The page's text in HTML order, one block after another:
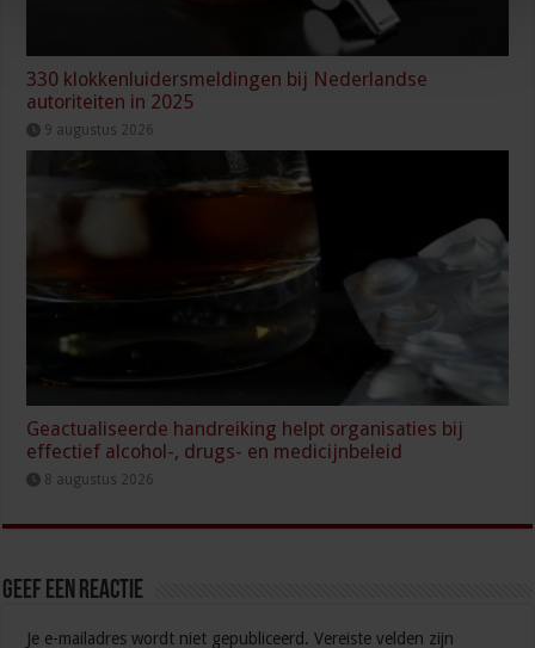
330 klokkenluidersmeldingen bij Nederlandse
autoriteiten in 2025
9 augustus 2026
Geactualiseerde handreiking helpt organisaties bij
effectief alcohol-, drugs- en medicijnbeleid
8 augustus 2026
Geef een reactie
Je e-mailadres wordt niet gepubliceerd. Vereiste velden zijn